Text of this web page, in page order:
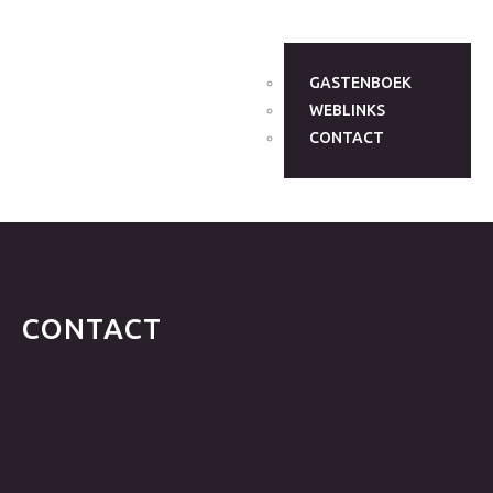
GASTENBOEK
WEBLINKS
CONTACT
CONTACT